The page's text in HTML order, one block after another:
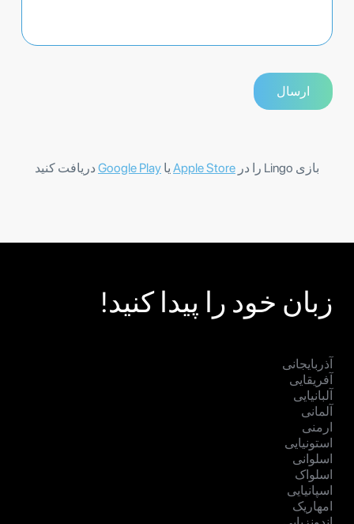
بازی Lingo را در Apple Store یا Google Play دریافت کنید
زبان خود را پیدا کنید!
آذربایجانی
آفریقایی
آلبانیایی
آلمانی
ارمنی
استونیایی
اسلوانی
اسلواک
اسپانیایی
امهاریک